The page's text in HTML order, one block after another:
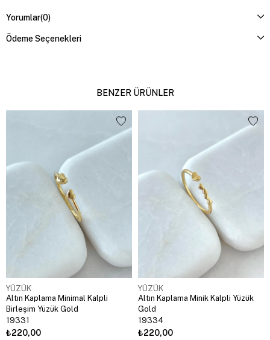
Yorumlar(0)
Ödeme Seçenekleri
BENZER ÜRÜNLER
YÜZÜK
Altın Kaplama Minimal Kalpli
Birleşim Yüzük Gold
19331
₺220,00
YÜZÜK
Altın Kaplama Minik Kalpli Yüzük
Gold
19334
₺220,00